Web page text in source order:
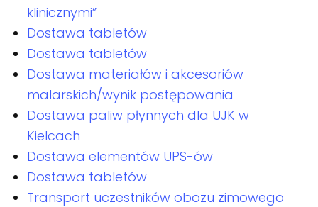
klinicznymi”
Dostawa tabletów
Dostawa tabletów
Dostawa materiałów i akcesoriów
malarskich/wynik postępowania
Dostawa paliw płynnych dla UJK w
Kielcach
Dostawa elementów UPS-ów
Dostawa tabletów
Transport uczestników obozu zimowego